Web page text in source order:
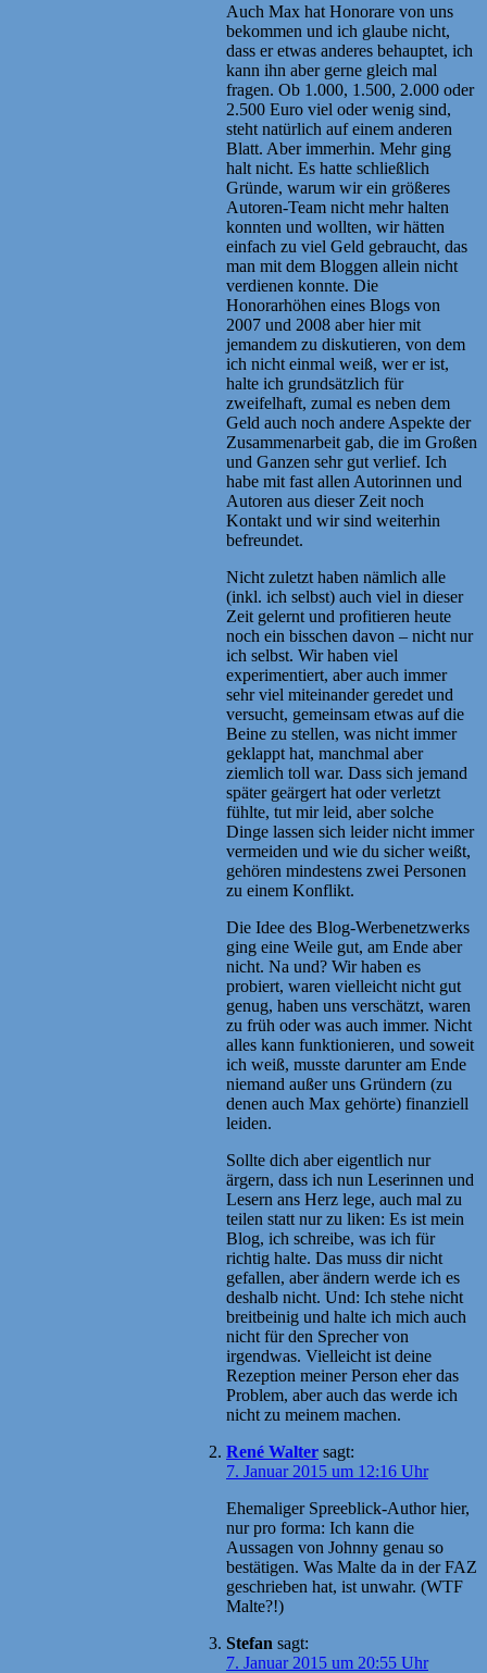
Auch Max hat Honorare von uns
bekommen und ich glaube nicht,
dass er etwas anderes behauptet, ich
kann ihn aber gerne gleich mal
fragen. Ob 1.000, 1.500, 2.000 oder
2.500 Euro viel oder wenig sind,
steht natürlich auf einem anderen
Blatt. Aber immerhin. Mehr ging
halt nicht. Es hatte schließlich
Gründe, warum wir ein größeres
Autoren-Team nicht mehr halten
konnten und wollten, wir hätten
einfach zu viel Geld gebraucht, das
man mit dem Bloggen allein nicht
verdienen konnte. Die
Honorarhöhen eines Blogs von
2007 und 2008 aber hier mit
jemandem zu diskutieren, von dem
ich nicht einmal weiß, wer er ist,
halte ich grundsätzlich für
zweifelhaft, zumal es neben dem
Geld auch noch andere Aspekte der
Zusammenarbeit gab, die im Großen
und Ganzen sehr gut verlief. Ich
habe mit fast allen Autorinnen und
Autoren aus dieser Zeit noch
Kontakt und wir sind weiterhin
befreundet.
Nicht zuletzt haben nämlich alle
(inkl. ich selbst) auch viel in dieser
Zeit gelernt und profitieren heute
noch ein bisschen davon – nicht nur
ich selbst. Wir haben viel
experimentiert, aber auch immer
sehr viel miteinander geredet und
versucht, gemeinsam etwas auf die
Beine zu stellen, was nicht immer
geklappt hat, manchmal aber
ziemlich toll war. Dass sich jemand
später geärgert hat oder verletzt
fühlte, tut mir leid, aber solche
Dinge lassen sich leider nicht immer
vermeiden und wie du sicher weißt,
gehören mindestens zwei Personen
zu einem Konflikt.
Die Idee des Blog-Werbenetzwerks
ging eine Weile gut, am Ende aber
nicht. Na und? Wir haben es
probiert, waren vielleicht nicht gut
genug, haben uns verschätzt, waren
zu früh oder was auch immer. Nicht
alles kann funktionieren, und soweit
ich weiß, musste darunter am Ende
niemand außer uns Gründern (zu
denen auch Max gehörte) finanziell
leiden.
Sollte dich aber eigentlich nur
ärgern, dass ich nun Leserinnen und
Lesern ans Herz lege, auch mal zu
teilen statt nur zu liken: Es ist mein
Blog, ich schreibe, was ich für
richtig halte. Das muss dir nicht
gefallen, aber ändern werde ich es
deshalb nicht. Und: Ich stehe nicht
breitbeinig und halte ich mich auch
nicht für den Sprecher von
irgendwas. Vielleicht ist deine
Rezeption meiner Person eher das
Problem, aber auch das werde ich
nicht zu meinem machen.
René Walter sagt:
7. Januar 2015 um 12:16 Uhr
Ehemaliger Spreeblick-Author hier,
nur pro forma: Ich kann die
Aussagen von Johnny genau so
bestätigen. Was Malte da in der FAZ
geschrieben hat, ist unwahr. (WTF
Malte?!)
Stefan sagt:
7. Januar 2015 um 20:55 Uhr